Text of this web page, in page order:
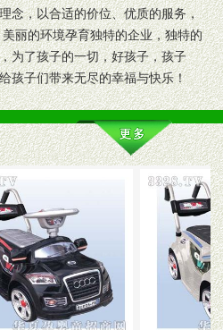
念，以合适的价位、优质的服务，
丽的环境孕育独特的企业，独特的
为了孩子的一切，好孩子，孩子
孩子们带来无尽的幸福与快乐！